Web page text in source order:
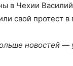
в Чехии
свой протест в
новостей —